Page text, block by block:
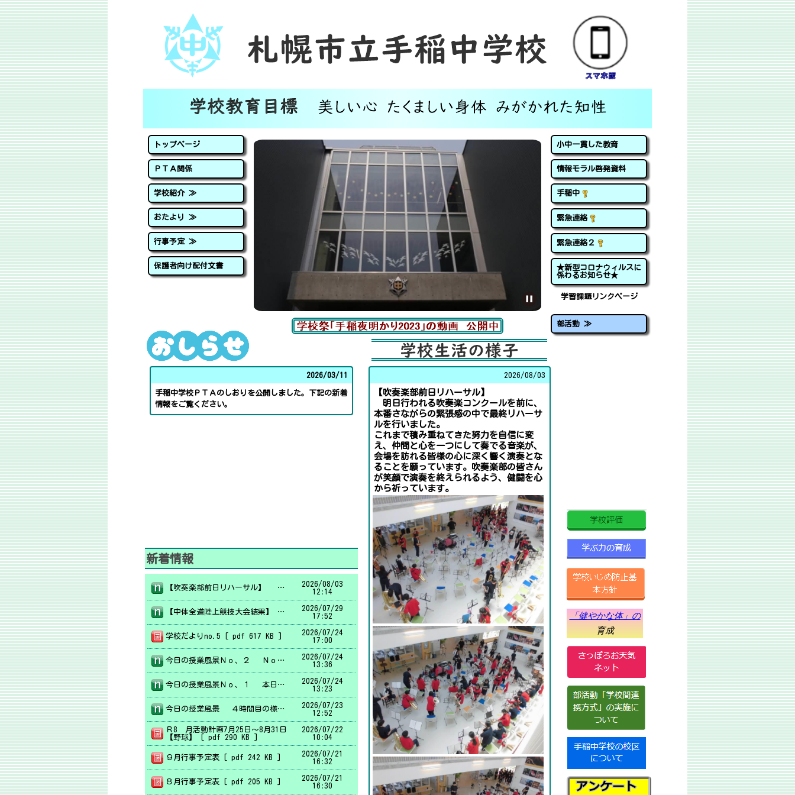
2026/03/11
手稲中学校ＰＴＡのしおりを公開しました。下記の新着
情報をご覧ください。
新着情報
【吹奏楽部前日リハーサル】 明日行われる吹奏楽コンクールを前に、本番さながらの緊張感の中で最終リハーサルを行いました。 これまで積み重ねてきた努力を自信に変え、仲間と心を一つにして奏でる音楽が、会場を訪れる皆様の心に深く響く演奏となることを願っています。吹奏楽部の皆さんが笑顔で演奏を終えられるよう、健闘を心から祈っています。 2026/08/03
12:14
【中体全道陸上競技大会結果】 ７月27日から29日にかけて、旭川市で第57回北海道中学校陸上競技大会が開催されました。本校からは14名の選手が出場し、以下のとおり入賞を果たしました。選手の皆さんの健闘をたたえます。 男子４×100ｍリレー第6位（成澤-佐治-祐川-伊藤）、男子200ｍ第3位（伊藤）、女子四種競技第7位（高岡）、女子砲丸投げ第8位（酒向）、女子走高跳第8位（大貫） 2026/07/29
17:52
学校だよりno.5 [ pdf 617 KB ] 2026/07/24
17:00
今日の授業風景Ｎｏ、２ Ｎｏ、１の続きです。 2026/07/24
13:36
今日の授業風景Ｎｏ、１ 本日、暑さ対策のため、Meetを活用して１学期終業式を行いました。終業式では、各部部長から部活動の大会結果や活動報告が行われた後、学校長から、夏休みに１つだけ取り組んで欲しいことについて話がありました。続いて、代表生徒が１学期の振り返りと２学期への決意を発表しました。最後に生活担当教員から、今日から始まる夏休みを安全で充実したものにするための生活心得について話がありました。 明日からは夏休みです。一人一人が健康と安全に気を付けながら、有意義な３０日間を過ごし、心も体もひと回り成長した姿で、元気に２学期の始業式を迎えてくれることを願っています。 2026/07/24
13:23
今日の授業風景 ４時間目の様子です。 2026/07/23
12:52
Ｒ8 月活動計画7月25日～8月31日
【野球】 [ pdf 290 KB ]
2026/07/22
10:04
９月行事予定表 [ pdf 242 KB ] 2026/07/21
16:32
８月行事予定表 [ pdf 205 KB ] 2026/07/21
16:30
2026/08/03
【吹奏楽部前日リハーサル】
明日行われる吹奏楽コンクールを前に、
本番さながらの緊張感の中で最終リハーサ
ルを行いました。
これまで積み重ねてきた努力を自信に変
え、仲間と心を一つにして奏でる音楽が、
会場を訪れる皆様の心に深く響く演奏とな
ることを願っています。吹奏楽部の皆さん
が笑顔で演奏を終えられるよう、健闘を心
から祈っています。
「健やかな体」の
育成
スマホ版
トップページ
ＰＴＡ関係
学校紹介 ≫
おたより ≫
行事予定 ≫
保護者向け配付文書
小中一貫した教育
情報モラル啓発資料
手稲中
緊急連絡
緊急連絡２
★新型コロナウィルスに
係わるお知らせ★
学習課題リンクページ
部活動 ≫